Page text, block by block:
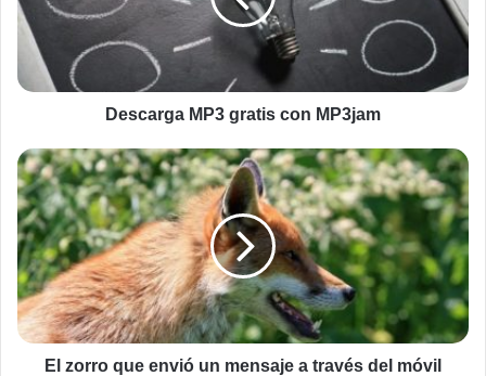
Descarga MP3 gratis con MP3jam
El
zorro
que
envió
un
mensaje
a
través
del
móvilEl zorro que envió un mensaje a través del móvil